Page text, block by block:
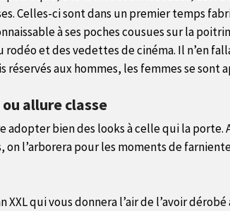
Celles-ci sont dans un premier temps
à ses poches cousues sur la
rodéo et des vedettes de cinéma. Il n’en
aux hommes, les femmes se
allure classe
adopter bien des looks à celle qui la
l’arborera pour les moments de
qui vous donnera l’air de l’avoir